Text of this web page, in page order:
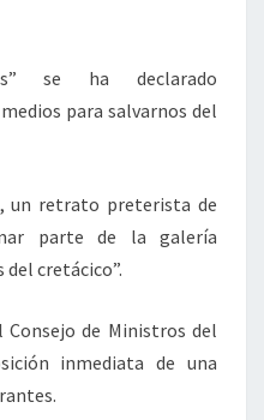
se ha declarado
para salvarnos del
un retrato preterista de
parte de la galería
cretácico”.
de Ministros del
inmediata de una